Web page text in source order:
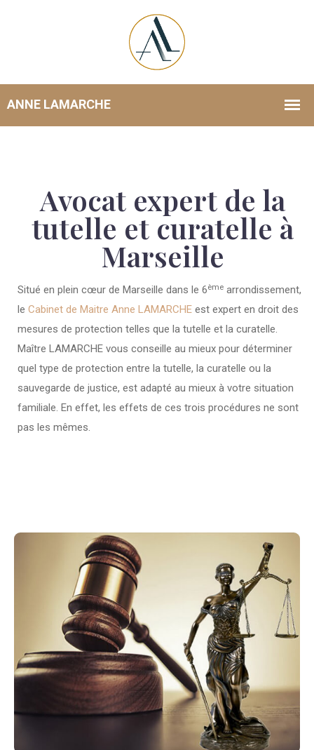
Avocat expert de la
tutelle et curatelle à
Marseille
Situé en plein cœur de Marseille dans le 6ème arrondissement,
le Cabinet de Maitre Anne LAMARCHE est expert en droit des
mesures de protection telles que la tutelle et la curatelle.
Maître LAMARCHE vous conseille au mieux pour déterminer
quel type de protection entre la tutelle, la curatelle ou la
sauvegarde de justice, est adapté au mieux à votre situation
familiale. En effet, les effets de ces trois procédures ne sont
pas les mêmes.